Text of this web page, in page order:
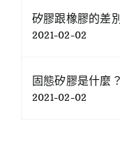
矽膠跟橡膠的差
2021-02-02
固態矽膠是什麼
2021-02-02